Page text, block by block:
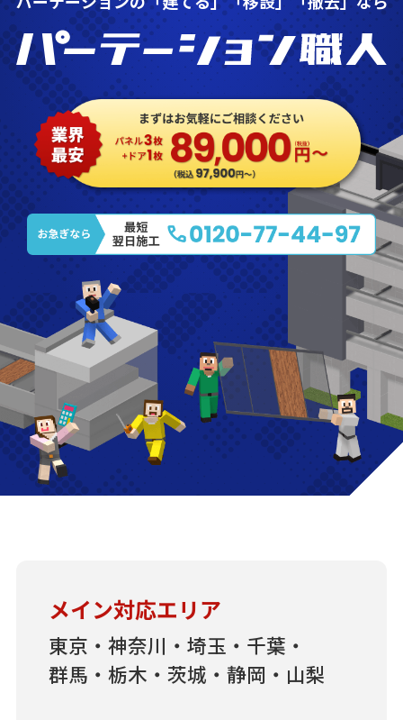
メイン対応エリア
東京・神奈川・埼玉・千葉・
群馬・栃木・茨城・静岡・山梨